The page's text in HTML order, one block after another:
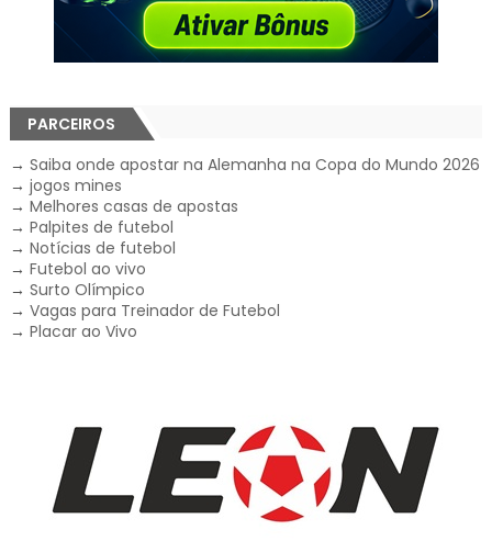
PARCEIROS
→ Saiba onde apostar na Alemanha na Copa do Mundo 2026
→ jogos mines
→ Melhores casas de apostas
→ Palpites de futebol
→ Notícias de futebol
→ Futebol ao vivo
→ Surto Olímpico
→ Vagas para Treinador de Futebol
→ Placar ao Vivo